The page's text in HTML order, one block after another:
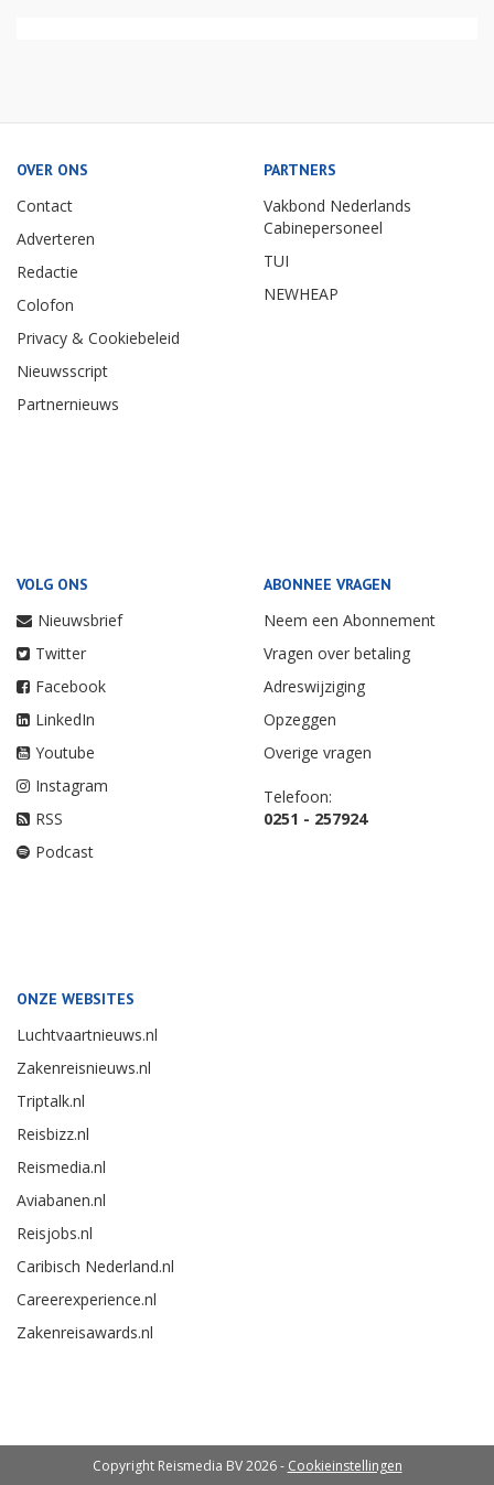
OVER ONS
Contact
Adverteren
Redactie
Colofon
Privacy & Cookiebeleid
Nieuwsscript
Partnernieuws
PARTNERS
Vakbond Nederlands
Cabinepersoneel
TUI
NEWHEAP
VOLG ONS
Nieuwsbrief
Twitter
Facebook
LinkedIn
Youtube
Instagram
RSS
Podcast
ABONNEE VRAGEN
Neem een Abonnement
Vragen over betaling
Adreswijziging
Opzeggen
Overige vragen
Telefoon:
0251 - 257924
ONZE WEBSITES
Luchtvaartnieuws.nl
Zakenreisnieuws.nl
Triptalk.nl
Reisbizz.nl
Reismedia.nl
Aviabanen.nl
Reisjobs.nl
Caribisch Nederland.nl
Careerexperience.nl
Zakenreisawards.nl
Copyright Reismedia BV 2026 - Cookieinstellingen